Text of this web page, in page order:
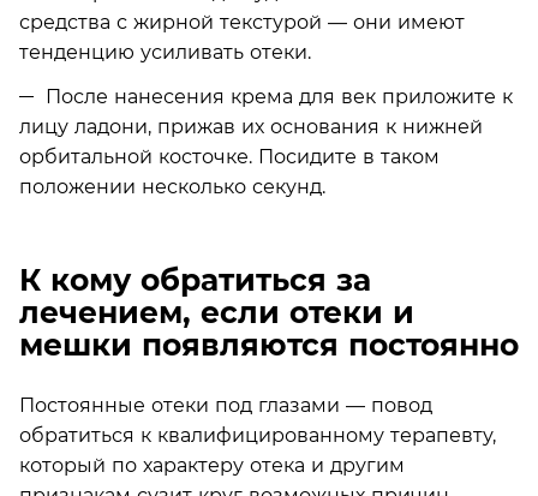
средства с жирной текстурой — они имеют
тенденцию усиливать отеки.
После нанесения крема для век приложите к
лицу ладони, прижав их основания к нижней
орбитальной косточке. Посидите в таком
положении несколько секунд.
К кому обратиться за
лечением, если отеки и
мешки появляются постоянно
Постоянные отеки под глазами — повод
обратиться к квалифицированному терапевту,
который по характеру отека и другим